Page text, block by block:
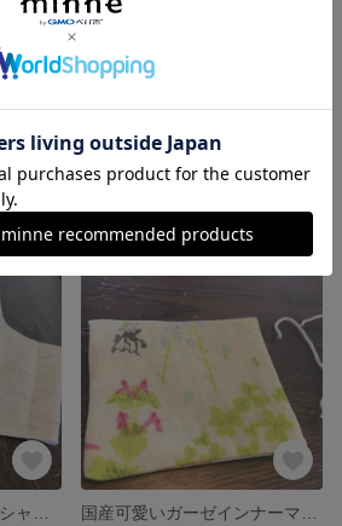
マスク 刺繍 リネン 冷感 小顔 日焼け防止
展示中